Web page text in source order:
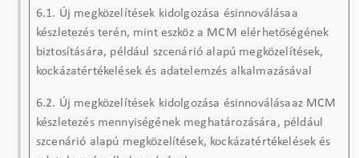
6.1. Új megközelítések kidolgozása ésinnoválásaa
készletezés terén, mint eszköz a MCM elérhetőségének
biztosítására, például szcenárió alapú megközelítések,
kockázatértékelések és adatelemzés alkalmazásával
6.2. Új megközelítések kidolgozása ésinnoválásaaz MCM
készletezés mennyiségének meghatározására, például
szcenárió alapú megközelítések, kockázatértékelések és